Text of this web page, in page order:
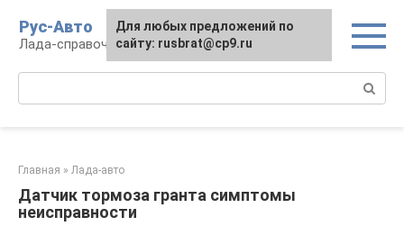
контенту
Рус-Авто
Лада-справочник
Главная » Лада-авто
Датчик тормоза гранта симптомы
неисправности
Для любых предложений по
сайту: rusbrat@cp9.ru